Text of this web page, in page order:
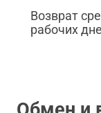
Возврат
рабочих